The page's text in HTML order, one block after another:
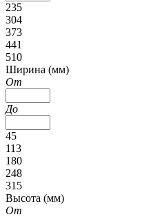
235
304
373
441
510
Ширина (мм)
От
До
45
113
180
248
315
Высота (мм)
От